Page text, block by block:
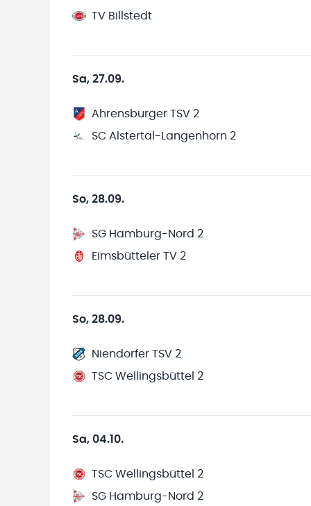
TV Billstedt
Sa, 27.09.
Ahrensburger TSV 2
SC Alstertal-Langenhorn 2
So, 28.09.
SG Hamburg-Nord 2
Eimsbütteler TV 2
So, 28.09.
Niendorfer TSV 2
TSC Wellingsbüttel 2
Sa, 04.10.
TSC Wellingsbüttel 2
SG Hamburg-Nord 2